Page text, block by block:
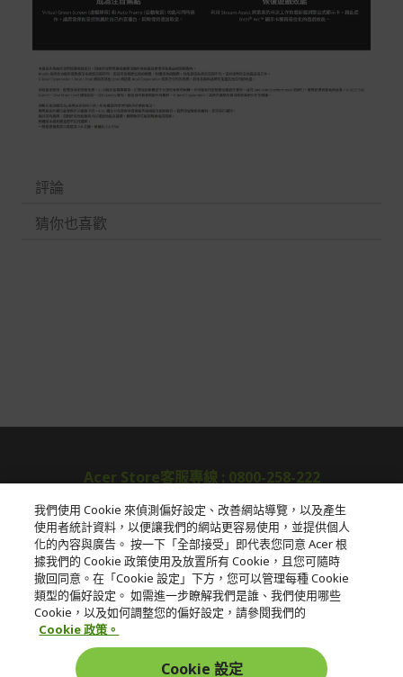
評論
猜你也喜歡
Acer Store客服專線 : 0800-258-222
關於宏碁
服務
宏碁網路商城
我們使用 Cookie 來偵測偏好設定、改善網站導覽，以及產生
使用者統計資料，以便讓我們的網站更容易使用，並提供個人
化的內容與廣告。 按一下「全部接受」即代表您同意 Acer 根
據我們的 Cookie 政策使用及放置所有 Cookie，且您可隨時
撤回同意。在「Cookie 設定」下方，您可以管理每種 Cookie
類型的偏好設定。 如需進一步瞭解我們是誰、我們使用哪些
Cookie，以及如何調整您的偏好設定，請參閱我們的
Cookie 政策。
Cookie 設定